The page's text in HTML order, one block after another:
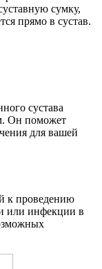
сумку,
прямо в сустав.
сустава
Он поможет
для вашей
к проведению
или инфекции в